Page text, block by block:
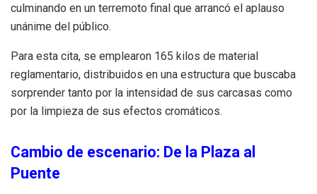
culminando en un terremoto final que arrancó el aplauso
unánime del público.
Para esta cita, se emplearon 165 kilos de material
reglamentario, distribuidos en una estructura que buscaba
sorprender tanto por la intensidad de sus carcasas como
por la limpieza de sus efectos cromáticos.
Cambio de escenario: De la Plaza al
Puente